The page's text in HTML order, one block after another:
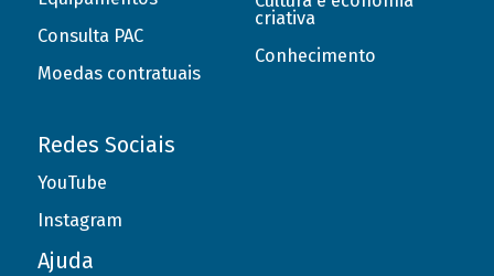
Consulta PAC
Moedas contratuais
criativa
Conhecimento
Redes Sociais
YouTube
Instagram
Ajuda